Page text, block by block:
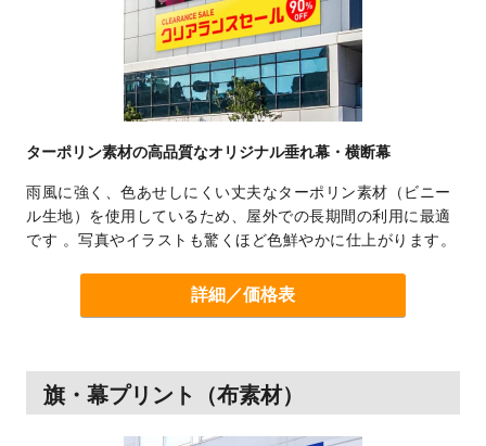
ターポリン素材の高品質なオリジナル垂れ幕・横断幕
雨風に強く、色あせしにくい丈夫なターポリン素材（ビニー
ル生地）を使用しているため、屋外での長期間の利用に最適
です 。写真やイラストも驚くほど色鮮やかに仕上がります。
詳細／価格表
旗・幕プリント（布素材）